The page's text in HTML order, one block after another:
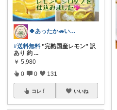
🍀あったか🦔いつも感謝💗
#送料無料 ”完熟国産レモン” 訳
あり 約 ...
￥ 5,980
0 0 131
コレ いいね